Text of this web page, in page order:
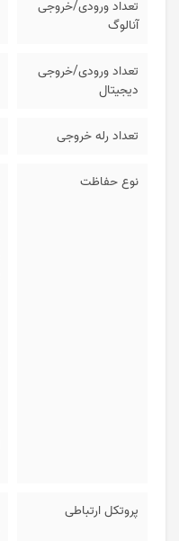
تعداد ورودی/خروجی
آنالوگ
تعداد ورودی/خروجی
دیجیتال
تعداد رله خروجی
نوع حفاظت
پروتکل ارتباطی